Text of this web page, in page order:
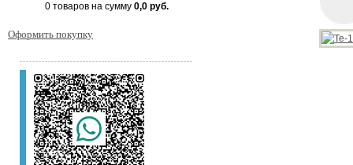
0 товаров на сумму 0,0 руб.
Оформить покупку